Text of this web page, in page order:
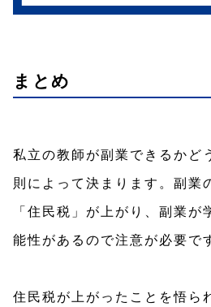
まとめ
私立の教師が副業できるかど
則によって決まります。副業
「住民税」が上がり、副業
能性があるので注意が必要で
住民税が上がったことを悟ら